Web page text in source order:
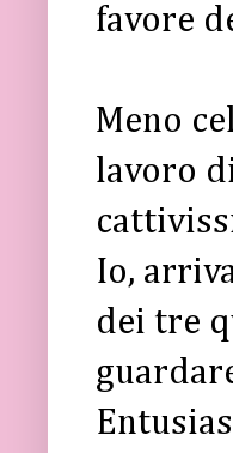
favore
Meno
lavoro
Io,
dei tre